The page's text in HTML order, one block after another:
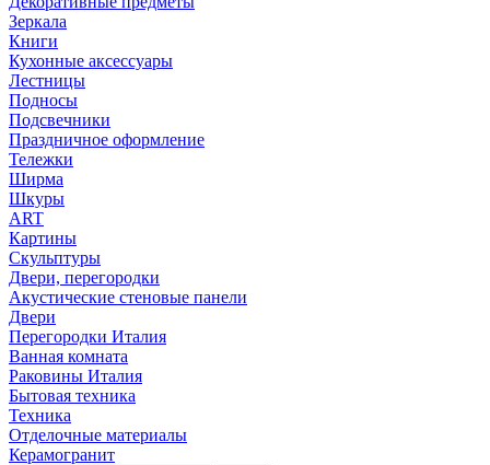
Зеркала
Книги
Кухонные аксессуары
Лестницы
Подносы
Подсвечники
Праздничное оформление
Тележки
Ширма
Шкуры
ART
Картины
Скульптуры
Двери, перегородки
Акустические стеновые панели
Двери
Перегородки Италия
Ванная комната
Раковины Италия
Бытовая техника
Техника
Отделочные материалы
Керамогранит